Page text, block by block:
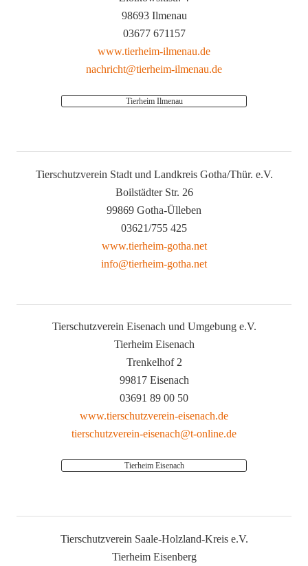
98693 Ilmenau
03677 671157
www.tierheim-ilmenau.de
nachricht@tierheim-ilmenau.de
Tierheim Ilmenau
Tierschutzverein Stadt und Landkreis Gotha/Thür. e.V.
Boilstädter Str. 26
99869 Gotha-Ülleben
03621/755 425
www.tierheim-gotha.net
info@tierheim-gotha.net
Tierschutzverein Eisenach und Umgebung e.V.
Tierheim Eisenach
Trenkelhof 2
99817 Eisenach
03691 89 00 50
www.tierschutzverein-eisenach.de
tierschutzverein-eisenach@t-online.de
Tierheim Eisenach
Tierschutzverein Saale-Holzland-Kreis e.V.
Tierheim Eisenberg